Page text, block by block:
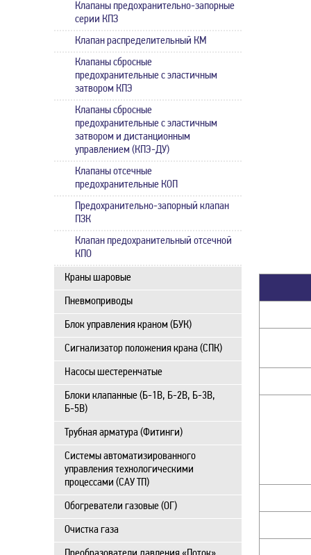
Клапаны предохранительно-запорные
серии КПЗ
Клапан распределительный КМ
Клапаны сбросные
предохранительные с эластичным
затвором КПЭ
Клапаны сбросные
предохранительные с эластичным
затвором и дистанционным
управлением (КПЭ-ДУ)
Клапаны отсечные
предохранительные КОП
Предохранительно-запорный клапан
ПЗК
Клапан предохранительный отсечной
КПО
Краны шаровые
Пневмоприводы
Блок управления краном (БУК)
Сигнализатор положения крана (СПК)
Насосы шестеренчатые
Блоки клапанные (Б-1В, Б-2В, Б-3В,
Б-5В)
Трубная арматура (Фитинги)
Системы автоматизированного
управления технологическими
процессами (САУ ТП)
Обогреватели газовые (ОГ)
Очистка газа